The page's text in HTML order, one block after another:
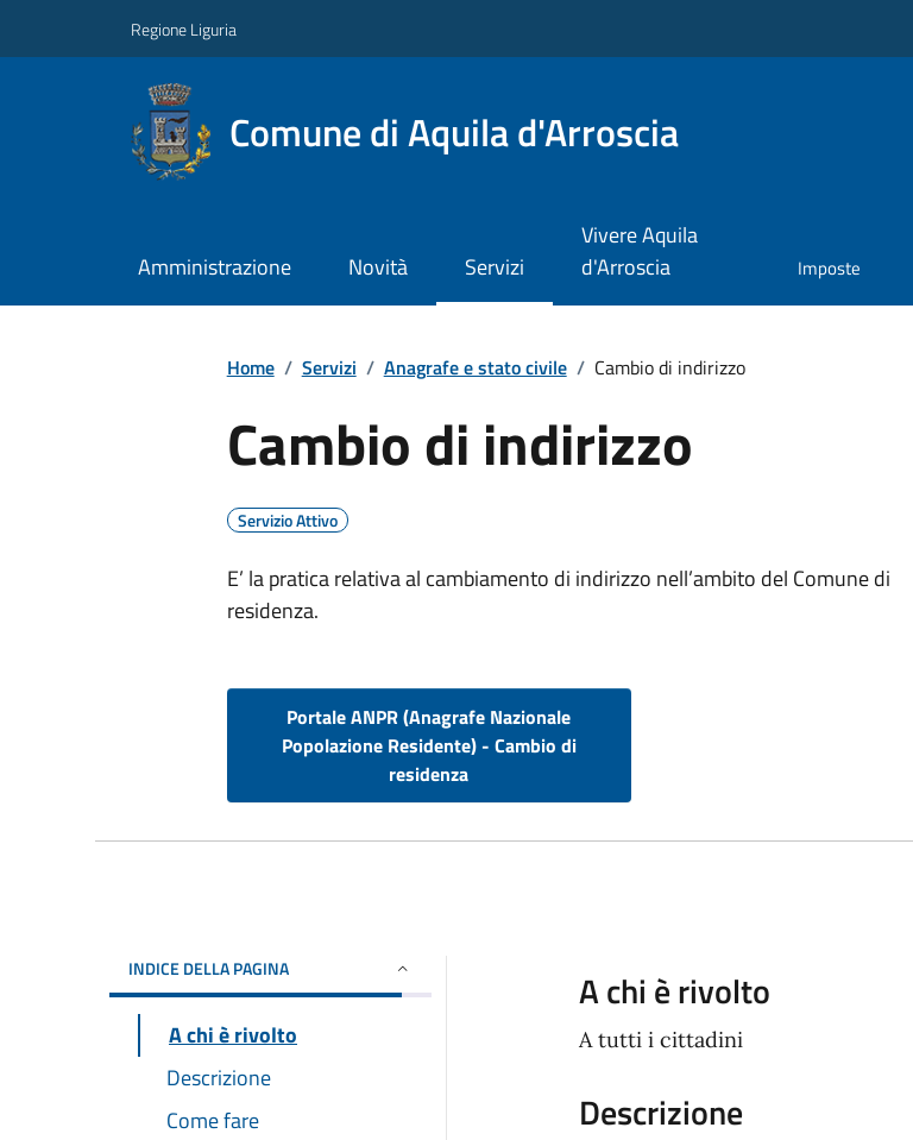
Regione Liguria
Comune di Aquila d'Arroscia
Amministrazione Novità Servizi
Vivere Aquila
d'Arroscia
Imposte
Home / Servizi / Anagrafe e stato civile / Cambio di indirizzo
Cambio di indirizzo
Servizio Attivo
E’ la pratica relativa al cambiamento di indirizzo nell’ambito del Comune di
residenza.
Portale ANPR (Anagrafe Nazionale
Popolazione Residente) - Cambio di
residenza
INDICE DELLA PAGINA
A chi è rivolto
Descrizione
Come fare
A chi è rivolto
A tutti i cittadini
Descrizione